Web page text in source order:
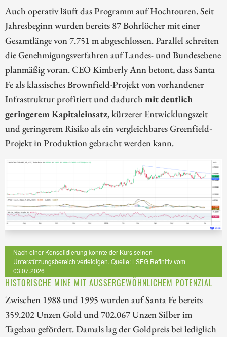
Auch operativ läuft das Programm auf Hochtouren. Seit
Jahresbeginn wurden bereits 87 Bohrlöcher mit einer
Gesamtlänge von 7.751 m abgeschlossen. Parallel schreiten
die Genehmigungsverfahren auf Landes- und Bundesebene
planmäßig voran. CEO Kimberly Ann betont, dass Santa
Fe als klassisches Brownfield-Projekt von vorhandener
Infrastruktur profitiert und dadurchmit deutlich
geringerem Kapitaleinsatz, kürzerer Entwicklungszeit
und geringerem Risiko als ein vergleichbares Greenfield-
Projekt in Produktion gebracht werden kann.
Nach einer Konsolidierung konnte der Kurs seinen
Unterstützungsbereich verteidigen. Quelle: LSEG Refinitiv vom
03.07.2026
HISTORISCHE MINE MIT AUSSERGEWÖHNLICHEM POTENZIAL
Zwischen 1988 und 1995 wurden auf Santa Fe bereits
359.202 Unzen Gold und 702.067 Unzen Silber im
Tagebau gefördert. Damals lag der Goldpreis bei lediglich